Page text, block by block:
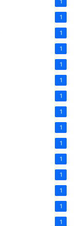
1
1
1
1
1
1
1
1
1
1
1
1
1
1